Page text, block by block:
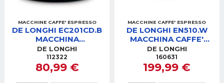
MACCHINE CAFFE' ESPRESSO
DE LONGHI EC201CD.B
MACCHINA
CAFFE'NERA
DE LONGHI
112322
80,99 €
MACCHINE CAFFE' ESPRESSO
DE LONGHI EN510.W
MACCHINA CAFFE'
NESPRESSO
LATTISSIMA BIANCA
DE LONGHI
160631
199,99 €